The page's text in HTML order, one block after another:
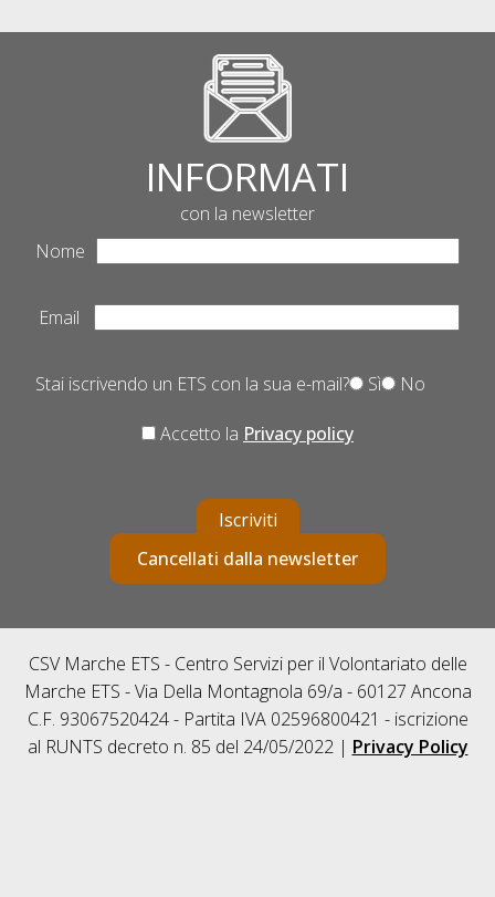
INFORMATI
con la newsletter
Nome
Email
Stai iscrivendo un ETS con la sua e-mail? Sì No
Accetto la Privacy policy
Iscriviti
Cancellati dalla newsletter
CSV Marche ETS - Centro Servizi per il Volontariato delle
Marche ETS - Via Della Montagnola 69/a - 60127 Ancona
C.F. 93067520424 - Partita IVA 02596800421 - iscrizione
al RUNTS decreto n. 85 del 24/05/2022 | Privacy Policy